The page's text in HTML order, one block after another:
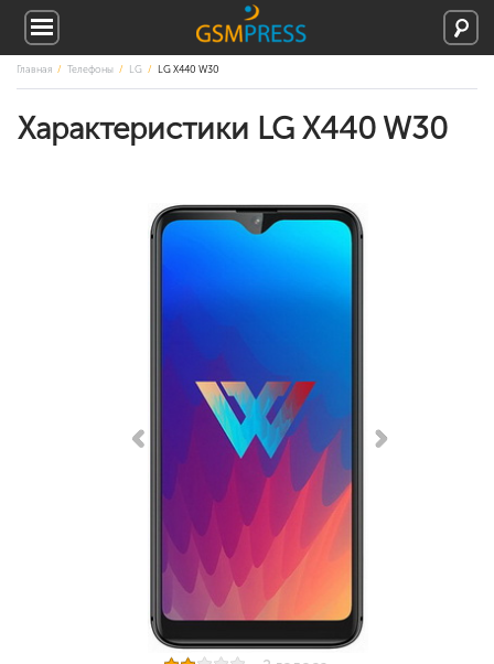
Главная Телефоны LG LG X440 W30
Характеристики LG X440 W30